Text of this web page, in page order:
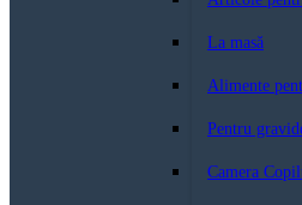
La masă
Alimente
Pentru
Camera